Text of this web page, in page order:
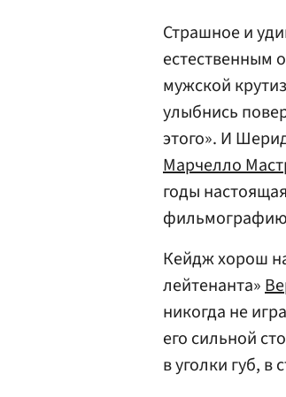
Страшное и
естественным
мужской
улыбнись
этого». И
Марчелло
годы
Кейдж хорош
лейтенанта»
никогда не
его сильной
в уголки губ, в